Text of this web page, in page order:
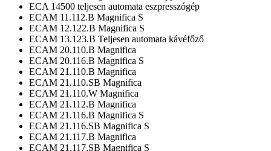
ECA 14500 teljesen automata eszpresszógép
ECAM 11.112.B Magnifica S
ECAM 12.122.B Magnifica S
ECAM 13.123.B Teljesen automata kávéfőző
ECAM 20.110.B Magnifica
ECAM 20.116.B Magnifica S
ECAM 21.110.B Magnifica
ECAM 21.110.SB Magnifica
ECAM 21.110.W Magnifica
ECAM 21.112.B Magnifica
ECAM 21.116.B Magnifica S
ECAM 21.116.SB Magnifica S
ECAM 21.117.B Magnifica
ECAM 21.117.SB Magnifica S